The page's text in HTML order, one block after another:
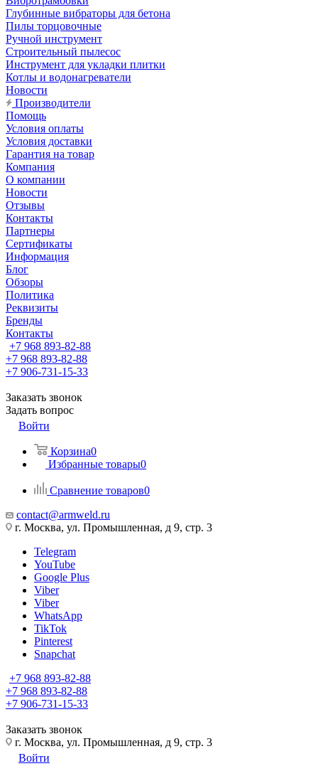
Глубинные вибраторы для бетона
Пилы торцовочные
Ручной инструмент
Строительный пылесос
Инструмент для укладки плитки
Котлы и водонагреватели
Новости
Производители
Помощь
Условия оплаты
Условия доставки
Гарантия на товар
Компания
О компании
Новости
Отзывы
Контакты
Партнеры
Сертификаты
Информация
Блог
Обзоры
Политика
Реквизиты
Бренды
Контакты
+7 968 893-82-88
+7 968 893-82-88
+7 906-731-15-33
Заказать звонок
Задать вопрос
Войти
Корзина0
Избранные товары0
Сравнение товаров0
contact@armweld.ru
г. Москва, ул. Промышленная, д 9, стр. 3
Telegram
YouTube
Google Plus
Viber
Viber
WhatsApp
TikTok
Pinterest
Snapchat
+7 968 893-82-88
+7 968 893-82-88
+7 906-731-15-33
Заказать звонок
г. Москва, ул. Промышленная, д 9, стр. 3
Войти